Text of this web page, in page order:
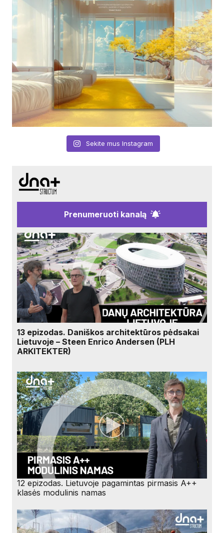
Sekite mus Instagram
Prenumeruoti kanalą
13 epizodas. Daniškos architektūros pėdsakai
Lietuvoje – Steen Enrico Andersen (PLH
ARKITEKTER)
12 epizodas. Lietuvoje pagamintas pirmasis A++
klasės modulinis namas